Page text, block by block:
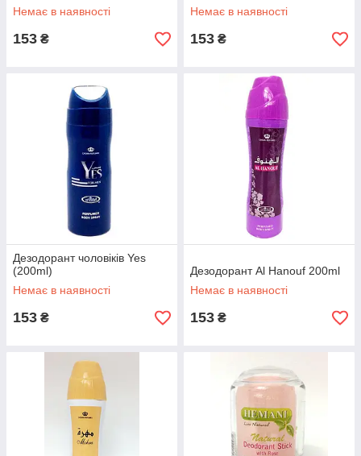
Немає в наявності
153 ₴
Немає в наявності
153 ₴
Дезодорант чоловіків Yes
(200ml)
Немає в наявності
153 ₴
Дезодорант Al Hanouf 200ml
Немає в наявності
153 ₴